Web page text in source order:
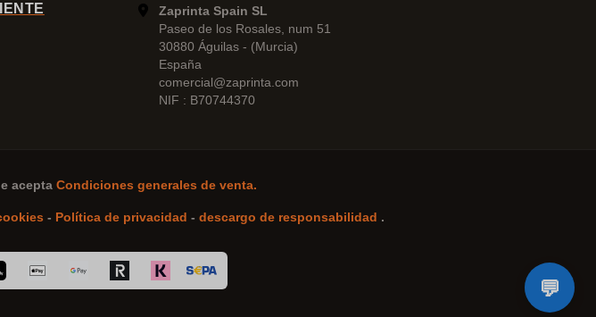
Zaprinta Spain SL
Paseo de los Rosales, num 51
30880 Águilas - (Murcia)
España
comercial@zaprinta.com
NIF : B70744370
acepta Condiciones generales de venta.
- Política de privacidad - descargo de responsabilidad .